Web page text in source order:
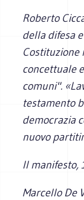
Roberto
della difesa
Costituzione
concettuale
comuni".
testamento
democrazia
nuovo
Il manifesto,
Marcello De